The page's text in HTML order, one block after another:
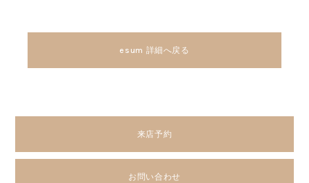
esum 詳細へ戻る
来店予約
お問い合わせ